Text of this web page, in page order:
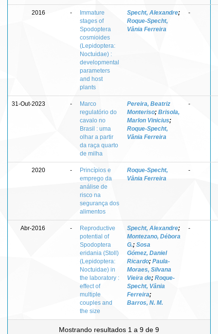
2016 -
Immature
stages of
Spodoptera
cosmioides
(Lepidoptera:
Noctuidae) :
developmental
parameters
and host
plants
Specht, Alexandre;
Roque-Specht,
Vânia Ferreira
-
31-Out-2023 -
Marco
regulatório do
cavalo no
Brasil : uma
olhar a partir
da raça quarto
de milha
Pereira, Beatriz
Monteriso; Brisola,
Marlon Vinicius;
Roque-Specht,
Vânia Ferreira
-
2020 -
Princípios e
emprego da
análise de
risco na
segurança dos
alimentos
Roque-Specht,
Vânia Ferreira
-
Abr-2016 -
Reproductive
potential of
Spodoptera
eridania (Stoll)
(Lepidoptera:
Noctuidae) in
the laboratory :
effect of
multiple
couples and
the size
Specht, Alexandre;
Montezano, Débora
G.; Sosa
Gómez, Daniel
Ricardo; Paula-
Moraes, Silvana
Vieira de; Roque-
Specht, Vânia
Ferreira;
Barros, N. M.
-
Mostrando resultados 1 a 9 de 9